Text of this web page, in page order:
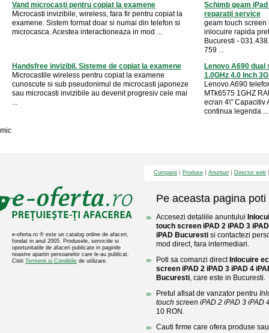
Vand microcasti pentru copiat la examene
Microcasti invizibile, wireless, fara fir pentru copiat la
examene. Sistem format doar si numai din telefon si
microcasca. Acestea interactioneaza in mod ...
Schimb geam
reparatii service
geam touch
inlocuire rapida
Bucuresti -
759 ...
Handsfree invizibil. Sisteme de copiat la examene
Microcastile wireless pentru copiat la examene
cunoscute si sub pseudonimul de microcasti japoneze
sau microcasti invizibile au devenit progresiv cele mai
...
Lenovo A690 dual
1.0GHz 4.0 Inch
Lenovo A690
MTk6575 1GHZ
ecran 4\" Capacitiv
continua legenda ...
mic
e-oferta.ro ® este un catalog online de afaceri,
fondat in anul 2005. Produsele, serviciile si
oportunitatile de afaceri publicate in paginile
noastre apartin persoanelor care le-au publicat.
Cititi Termenii si Conditiile de utilizare.
Companii Produse Anunturi Director web
Pe aceasta pagina poti
Accesezi detaliile anuntului
touch screen iPAD 2 iPAD 3
iPAD Bucuresti si contactezi
mod direct, fara intermediari.
Poti sa comanzi direct Inlocuire
screen iPAD 2 iPAD 3 iPAD 4
Bucuresti, care este in Bucuresti.
Pretul afisat de vanzator pentru
touch screen iPAD 2 iPAD 3 iPAD
10 RON.
Cauti firme care ofera produse